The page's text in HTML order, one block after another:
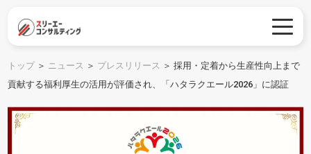
トップ ＞ ニュース ＞ プレスリリース ＞ 採用・定着から生産性向上まで
貢献する福利厚生の活用が評価され、「ハタラクエール2026」に認証